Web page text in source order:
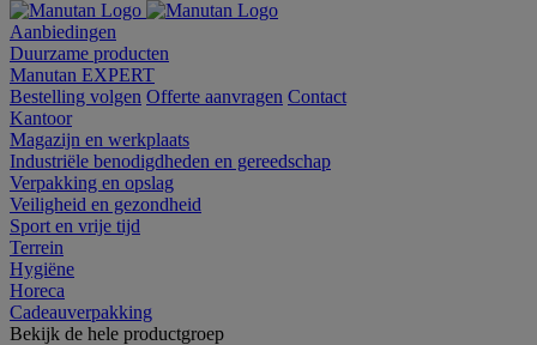
Aanbiedingen
Duurzame producten
Manutan EXPERT
Bestelling volgen Offerte aanvragen Contact
Kantoor
Magazijn en werkplaats
Industriële benodigdheden en gereedschap
Verpakking en opslag
Veiligheid en gezondheid
Sport en vrije tijd
Terrein
Hygiëne
Horeca
Cadeauverpakking
Bekijk de hele productgroep